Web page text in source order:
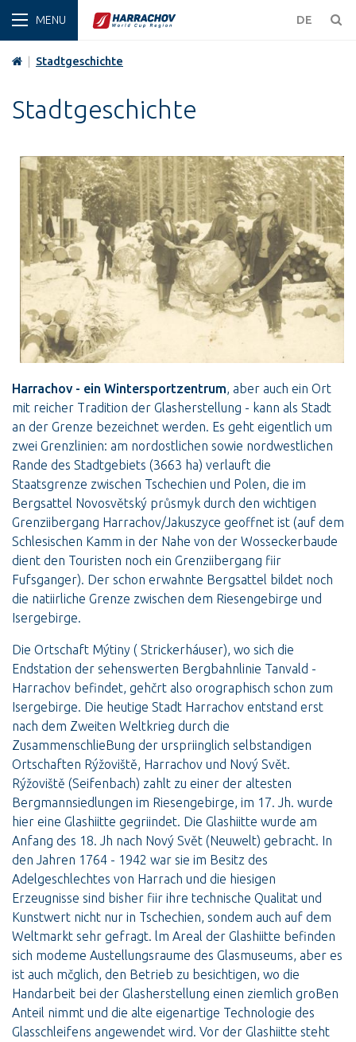
DE
WINT
Stadtgeschichte
Stadtgeschichte
Harrachov - ein Wintersportzentrum, aber auch ein Ort
mit reicher Tradition der Glasherstellung - kann als Stadt
an der Grenze bezeichnet werden. Es geht eigentlich um
zwei Grenzlinien: am nordostlichen sowie nordwestlichen
Rande des Stadtgebiets (3663 ha) verlauft die
Staatsgrenze zwischen Tschechien und Polen, die im
Bergsattel Novosvětský průsmyk durch den wichtigen
Grenziibergang Harrachov/Jakuszyce geoffnet ist (auf dem
Schlesischen Kamm in der Nahe von der Wosseckerbaude
dient den Touristen noch ein Grenziibergang fiir
Fufsganger). Der schon erwahnte Bergsattel bildet noch
die natiirliche Grenze zwischen dem Riesengebirge und
Isergebirge.
Die Ortschaft Mýtiny ( Strickerháuser), wo sich die
Endstation der sehenswerten Bergbahnlinie Tanvald -
Harrachov befindet, gehčrt also orographisch schon zum
Isergebirge. Die heutige Stadt Harrachov entstand erst
nach dem Zweiten Weltkrieg durch die
ZusammenschlieBung der urspriinglich selbstandigen
Ortschaften Rýžoviště, Harrachov und Nový Svět.
Rýžoviště (Seifenbach) zahlt zu einer der altesten
Bergmannsiedlungen im Riesengebirge, im 17. Jh. wurde
hier eine Glashiitte gegriindet. Die Glashiitte wurde am
Anfang des 18. Jh nach Nový Svět (Neuwelt) gebracht. In
den Jahren 1764 - 1942 war sie im Besitz des
Adelgeschlechtes von Harrach und die hiesigen
Erzeugnisse sind bisher fiir ihre technische Qualitat und
Kunstwert nicht nur in Tschechien, sondem auch auf dem
Weltmarkt sehr gefragt. lm Areal der Glashiitte befinden
sich modeme Austellungsraume des Glasmuseums, aber es
ist auch mčglich, den Betrieb zu besichtigen, wo die
Handarbeit bei der Glasherstellung einen ziemlich groBen
Anteil nimmt und die alte eigenartige Technologie des
Glasschleifens angewendet wird. Vor der Glashiitte steht